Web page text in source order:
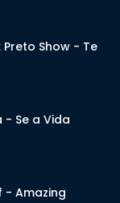
Preto Show - Te
- Se a Vida
- Amazing